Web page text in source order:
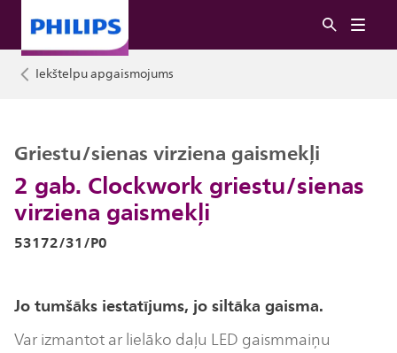
Iekštelpu apgaismojums
2 gab. Clockwork griestu/sienas
virziena gaismekļi
Griestu/sienas virziena gaismekļi
53172/31/P0
Jo tumšāks iestatījums, jo siltāka gaisma.
Var izmantot ar lielāko daļu LED gaismmaiņu